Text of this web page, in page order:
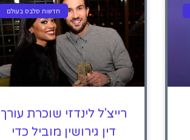
חדשות סלבס בעולם
רייצ'ל לינדזי שוכרת עורך
דין גירושין מוביל כדי